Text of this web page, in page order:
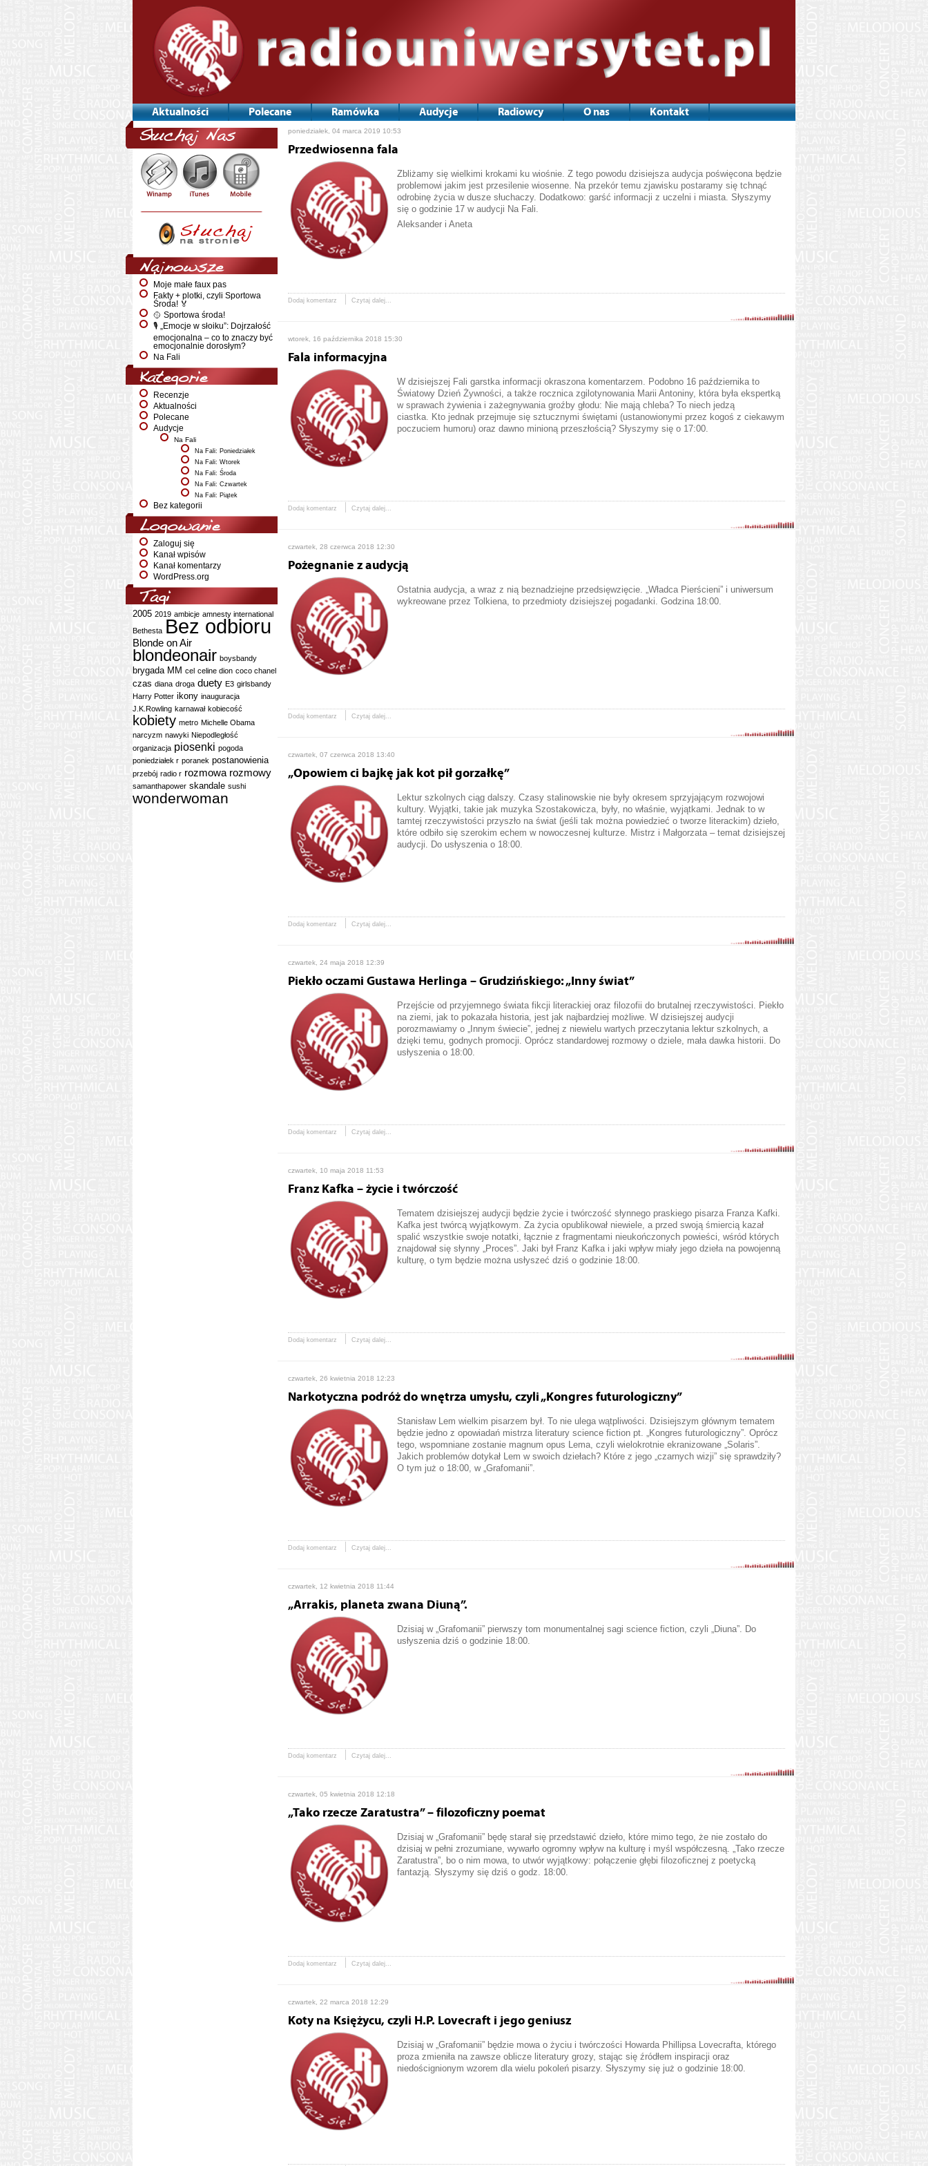
Aktualności Polecane Ramówka Audycje Radiowcy O nas Kontakt
Słuchaj Nas
Najnowsze
Moje małe faux pas
Fakty + plotki, czyli Sportowa
Środa! 🏅
🥎 Sportowa środa!
🎙️ „Emocje w słoiku”: Dojrzałość
emocjonalna – co to znaczy być
emocjonalnie dorosłym?
Na Fali
Kategorie
Recenzje
Aktualności
Polecane
Audycje
Na Fali
Na Fali: Poniedziałek
Na Fali: Wtorek
Na Fali: Środa
Na Fali: Czwartek
Na Fali: Piątek
Bez kategorii
Logowanie
Zaloguj się
Kanał wpisów
Kanał komentarzy
WordPress.org
Tagi
2005 2019 ambicje amnesty international
Bethesta Bez odbioru
Blonde on Air
blondeonair boysbandy
brygada MM cel celine dion coco chanel
czas diana droga duety E3 girlsbandy
Harry Potter ikony inauguracja
J.K.Rowling karnawał kobiecość
kobiety metro Michelle Obama
narcyzm nawyki Niepodległość
organizacja piosenki pogoda
poniedziałek r poranek postanowienia
przebój radio r rozmowa rozmowy
samanthapower skandale sushi
wonderwoman
poniedziałek, 04 marca 2019 10:53
Przedwiosenna fala
Zbliżamy się wielkimi krokami ku wiośnie. Z tego powodu dzisiejsza audycja poświęcona będzie
problemowi jakim jest przesilenie wiosenne. Na przekór temu zjawisku postaramy się tchnąć
odrobinę życia w dusze słuchaczy. Dodatkowo: garść informacji z uczelni i miasta. Słyszymy
się o godzinie 17 w audycji Na Fali.
Aleksander i Aneta
Dodaj komentarz Czytaj dalej...
wtorek, 16 października 2018 15:30
Fala informacyjna
W dzisiejszej Fali garstka informacji okraszona komentarzem. Podobno 16 października to
Światowy Dzień Żywności, a także rocznica zgilotynowania Marii Antoniny, która była ekspertką
w sprawach żywienia i zażegnywania groźby głodu: Nie mają chleba? To niech jedzą
ciastka. Kto jednak przejmuje się sztucznymi świętami (ustanowionymi przez kogoś z ciekawym
poczuciem humoru) oraz dawno minioną przeszłością? Słyszymy się o 17:00.
Dodaj komentarz Czytaj dalej...
czwartek, 28 czerwca 2018 12:30
Pożegnanie z audycją
Ostatnia audycja, a wraz z nią beznadziejne przedsięwzięcie. „Władca Pierścieni” i uniwersum
wykreowane przez Tolkiena, to przedmioty dzisiejszej pogadanki. Godzina 18:00.
Dodaj komentarz Czytaj dalej...
czwartek, 07 czerwca 2018 13:40
„Opowiem ci bajkę jak kot pił gorzałkę”
Lektur szkolnych ciąg dalszy. Czasy stalinowskie nie były okresem sprzyjającym rozwojowi
kultury. Wyjątki, takie jak muzyka Szostakowicza, były, no właśnie, wyjątkami. Jednak to w
tamtej rzeczywistości przyszło na świat (jeśli tak można powiedzieć o tworze literackim) dzieło,
które odbiło się szerokim echem w nowoczesnej kulturze. Mistrz i Małgorzata – temat dzisiejszej
audycji. Do usłyszenia o 18:00.
Dodaj komentarz Czytaj dalej...
czwartek, 24 maja 2018 12:39
Piekło oczami Gustawa Herlinga – Grudzińskiego: „Inny świat”
Przejście od przyjemnego świata fikcji literackiej oraz filozofii do brutalnej rzeczywistości. Piekło
na ziemi, jak to pokazała historia, jest jak najbardziej możliwe. W dzisiejszej audycji
porozmawiamy o „Innym świecie”, jednej z niewielu wartych przeczytania lektur szkolnych, a
dzięki temu, godnych promocji. Oprócz standardowej rozmowy o dziele, mała dawka historii. Do
usłyszenia o 18:00.
Dodaj komentarz Czytaj dalej...
czwartek, 10 maja 2018 11:53
Franz Kafka – życie i twórczość
Tematem dzisiejszej audycji będzie życie i twórczość słynnego praskiego pisarza Franza Kafki.
Kafka jest twórcą wyjątkowym. Za życia opublikował niewiele, a przed swoją śmiercią kazał
spalić wszystkie swoje notatki, łącznie z fragmentami nieukończonych powieści, wśród których
znajdował się słynny „Proces”. Jaki był Franz Kafka i jaki wpływ miały jego dzieła na powojenną
kulturę, o tym będzie można usłyszeć dziś o godzinie 18:00.
Dodaj komentarz Czytaj dalej...
czwartek, 26 kwietnia 2018 12:23
Narkotyczna podróż do wnętrza umysłu, czyli „Kongres futurologiczny”
Stanisław Lem wielkim pisarzem był. To nie ulega wątpliwości. Dzisiejszym głównym tematem
będzie jedno z opowiadań mistrza literatury science fiction pt. „Kongres futurologiczny”. Oprócz
tego, wspomniane zostanie magnum opus Lema, czyli wielokrotnie ekranizowane „Solaris”.
Jakich problemów dotykał Lem w swoich dziełach? Które z jego „czarnych wizji” się sprawdziły?
O tym już o 18:00, w „Grafomanii”.
Dodaj komentarz Czytaj dalej...
czwartek, 12 kwietnia 2018 11:44
„Arrakis, planeta zwana Diuną”.
Dzisiaj w „Grafomanii” pierwszy tom monumentalnej sagi science fiction, czyli „Diuna”. Do
usłyszenia dziś o godzinie 18:00.
Dodaj komentarz Czytaj dalej...
czwartek, 05 kwietnia 2018 12:18
„Tako rzecze Zaratustra” – filozoficzny poemat
Dzisiaj w „Grafomanii” będę starał się przedstawić dzieło, które mimo tego, że nie zostało do
dzisiaj w pełni zrozumiane, wywarło ogromny wpływ na kulturę i myśl współczesną. „Tako rzecze
Zaratustra”, bo o nim mowa, to utwór wyjątkowy: połączenie głębi filozoficznej z poetycką
fantazją. Słyszymy się dziś o godz. 18:00.
Dodaj komentarz Czytaj dalej...
czwartek, 22 marca 2018 12:29
Koty na Księżycu, czyli H.P. Lovecraft i jego geniusz
Dzisiaj w „Grafomanii” będzie mowa o życiu i twórczości Howarda Phillipsa Lovecrafta, którego
proza zmieniła na zawsze oblicze literatury grozy, stając się źródłem inspiracji oraz
niedoścignionym wzorem dla wielu pokoleń pisarzy. Słyszymy się już o godzinie 18:00.